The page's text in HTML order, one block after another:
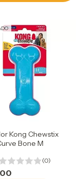
Kong Chewstix
Bone M
(0)